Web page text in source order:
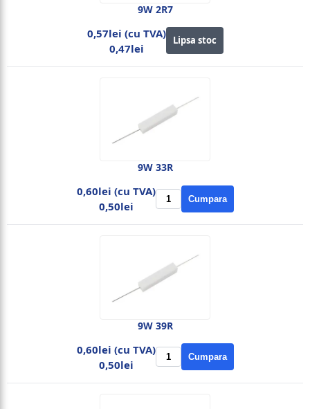
9W 2R7
0,57lei (cu TVA)
0,47lei
Lipsa stoc
9W 33R
0,60lei (cu TVA)
0,50lei
Cumpara
9W 39R
0,60lei (cu TVA)
0,50lei
Cumpara